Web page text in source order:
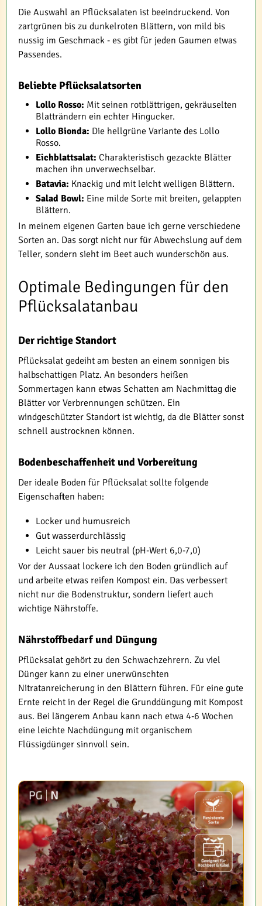
Die Auswahl an Pflücksalaten ist beeindruckend. Von
zartgrünen bis zu dunkelroten Blättern, von mild bis
nussig im Geschmack - es gibt für jeden Gaumen etwas
Passendes.
Beliebte Pflücksalatsorten
Lollo Rosso: Mit seinen rotblättrigen, gekräuselten
Blatträndern ein echter Hingucker.
Lollo Bionda: Die hellgrüne Variante des Lollo
Rosso.
Eichblattsalat: Charakteristisch gezackte Blätter
machen ihn unverwechselbar.
Batavia: Knackig und mit leicht welligen Blättern.
Salad Bowl: Eine milde Sorte mit breiten, gelappten
Blättern.
In meinem eigenen Garten baue ich gerne verschiedene
Sorten an. Das sorgt nicht nur für Abwechslung auf dem
Teller, sondern sieht im Beet auch wunderschön aus.
Optimale Bedingungen für den
Pflücksalatanbau
Der richtige Standort
Pflücksalat gedeiht am besten an einem sonnigen bis
halbschattigen Platz. An besonders heißen
Sommertagen kann etwas Schatten am Nachmittag die
Blätter vor Verbrennungen schützen. Ein
windgeschützter Standort ist wichtig, da die Blätter sonst
schnell austrocknen können.
Bodenbeschaffenheit und Vorbereitung
Der ideale Boden für Pflücksalat sollte folgende
Eigenschaften haben:
Locker und humusreich
Gut wasserdurchlässig
Leicht sauer bis neutral (pH-Wert 6,0-7,0)
Vor der Aussaat lockere ich den Boden gründlich auf
und arbeite etwas reifen Kompost ein. Das verbessert
nicht nur die Bodenstruktur, sondern liefert auch
wichtige Nährstoffe.
Nährstoffbedarf und Düngung
Pflücksalat gehört zu den Schwachzehrern. Zu viel
Dünger kann zu einer unerwünschten
Nitratanreicherung in den Blättern führen. Für eine gute
Ernte reicht in der Regel die Grunddüngung mit Kompost
aus. Bei längerem Anbau kann nach etwa 4-6 Wochen
eine leichte Nachdüngung mit organischem
Flüssigdünger sinnvoll sein.